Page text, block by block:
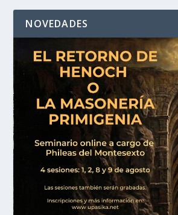
NOVEDADES